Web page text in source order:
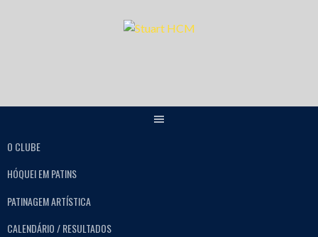
O CLUBE
HÓQUEI EM PATINS
PATINAGEM ARTÍSTICA
CALENDÁRIO / RESULTADOS